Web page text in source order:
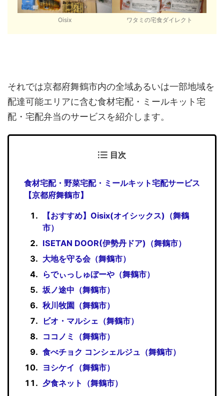
Oisix ワタミの宅食ダイレクト
それでは京都府舞鶴市内の全域あるいは一部地域を
配達可能エリアに含む食材宅配・ミールキット宅
配・宅配弁当のサービスを紹介します。
目次
食材宅配・野菜宅配・ミールキット宅配サービス
【京都府舞鶴市】
【おすすめ】Oisix(オイシックス)（舞鶴
市）
ISETAN DOOR(伊勢丹ドア)（舞鶴市）
大地を守る会（舞鶴市）
らでぃっしゅぼーや（舞鶴市）
坂ノ途中（舞鶴市）
秋川牧園（舞鶴市）
ビオ・マルシェ（舞鶴市）
ココノミ（舞鶴市）
食べチョク コンシェルジュ（舞鶴市）
ヨシケイ（舞鶴市）
夕食ネット（舞鶴市）